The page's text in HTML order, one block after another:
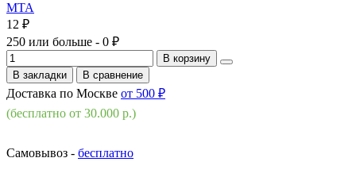
MTA
12 ₽
250 или больше - 0 ₽
В корзину
В закладки
В сравнение
Доставка по Москве от 500 ₽
(бесплатно от 30.000 р.)
Самовывоз - бесплатно